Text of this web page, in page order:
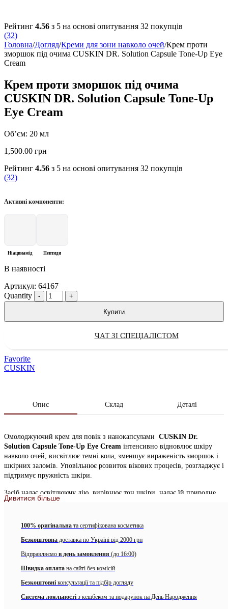
Рейтинг 4.56 з 5 на основі опитування 32 покупців
(32)
Головна/Догляд/Креми для зони навколо очей/Крем проти
зморшок під очима CUSKIN DR. Solution Capsule Tone-Up Eye
Cream
Крем проти зморшок під очима
CUSKIN DR. Solution Capsule Tone-Up
Eye Cream
Об’єм: 20 мл
1,500.00 грн
Рейтинг 4.56 з 5 на основі опитування 32 покупців
(32)
Активні компоненти:
Ніацинамід Пептиди
В наявності
Артикул: 64167
Quantity
Купити
ЧАТ ЗІ СПЕЦІАЛІСТОМ
Favorite
CUSKIN
Опис Склад Деталі
Омолоджуючий крем для повік з нанокапсулами CUSKIN Dr.
Solution Capsule Tone-Up Eye Cream інтенсивно відновлює шкіру
навколо очей, висвітлює темні кола, зменшує вираженість зморшок і
шкірних заломів. Уповільнює розвиток вікових процесів, розгладжує і
підтримує пружність шкіри.
Засіб надає освітлюючу дію, вирівнює тон шкіри, надає їй природне
м’яке сяйво. Активно розгладжує, знижує глибину глибоких вікових і
нових.
Продукти CU Skin призначені для догляду за чутливою шкірою і
лабораторіях бренду. Засоби активно працюють на відновлення шкіри,
повернення їй природного здорового стану. У самій назві ховаються
Головним діючим компонентом крему є рожеві нанокапсули
Дивитися більше
100% оригінальна та сертифікована косметика
Безкоштовна доставка по Україні від 2000 грн
Відправляємо в день замовлення (до 16:00)
Швидка оплата на сайті без комісій
Безкоштовні консультації та підбір догляду
Система лояльності з кешбеком та подарунок на День Народження